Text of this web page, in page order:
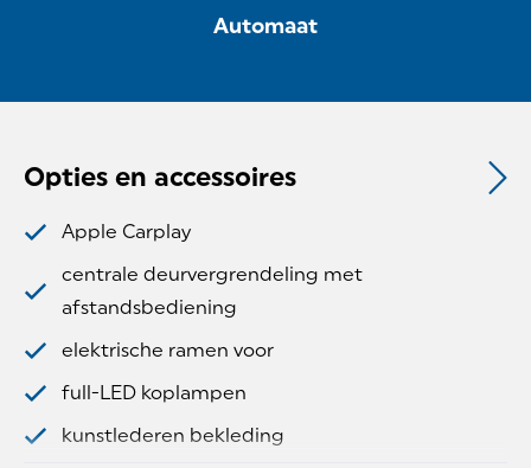
Automaat
Opties en accessoires
Apple Carplay
centrale deurvergrendeling met
afstandsbediening
elektrische ramen voor
full-LED koplampen
kunstlederen bekleding